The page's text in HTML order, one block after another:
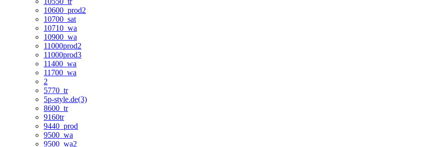
10600_prod2
10700_sat
10710_wa
10900_wa
11000prod2
11000prod3
11400_wa
11700_wa
2
5770_tr
5p-style.de(3)
8600_tr
9160tr
9440_prod
9500_wa
9500_wa2